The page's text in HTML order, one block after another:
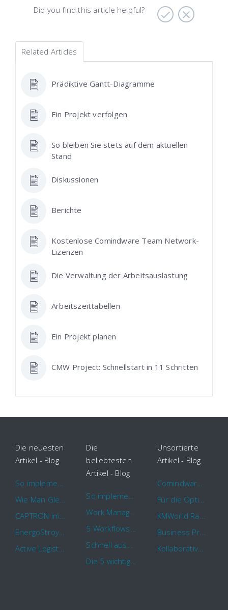
Did you find this article helpful?
Related Articles
Prädiktive Gantt-Diagramme
Ein Projekt verfolgen
So bleiben Sie stets auf dem aktuellen
Stand
Diskussionen
Berichte
Kostenlose Comindware Team Network-
Lizenzen
Die Verwaltung der Arbeitsauslastung
Arbeitszeittabellen
Ein Projekt planen
CMW Project: Schnellstart in 11 Schritten
Die neuesten
Artikel - Blog
Die
beliebtesten
Artikel - Blog
Die 5 wichtigsten Vorteile eines guten Geschäftsprozessmanagement (GPM)
Unsortierte
Artikel - Blog
Business Process Management mit MS Outlook